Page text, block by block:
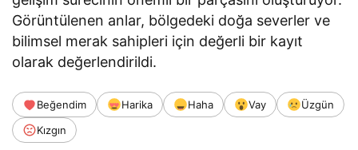
Görüntülenen anlar, bölgedeki doğa severler ve
bilimsel merak sahipleri için değerli bir kayıt
olarak değerlendirildi.
Beğendim Harika Haha Vay
Üzgün
Kızgın